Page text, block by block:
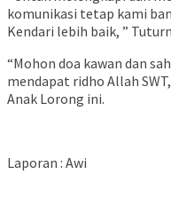
komunikasi tetap kami
Kendari lebih baik, ”
“Mohon doa kawan dan
mendapat ridho Allah
Anak Lorong ini.
Laporan : Awi